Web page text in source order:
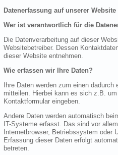
Datenerfassung auf unserer Website
Wer ist verantwortlich für die
Die Datenverarbeitung auf dieser
Websitebetreiber. Dessen
dieser Website entnehmen.
Wie erfassen wir Ihre Daten?
Ihre Daten werden zum einen
mitteilen. Hierbei kann es sich z.B.
Kontaktformular eingeben.
Andere Daten werden automatisch
IT-Systeme erfasst. Das sind vor
Internetbrowser, Betriebssystem oder
Erfassung dieser Daten erfolgt
betreten.